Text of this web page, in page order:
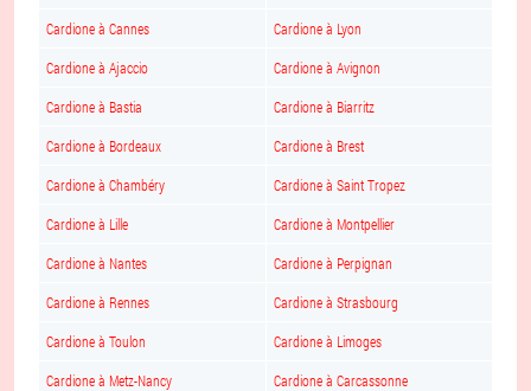
Cardione à Cannes Cardione à Lyon
Cardione à Ajaccio Cardione à Avignon
Cardione à Bastia Cardione à Biarritz
Cardione à Bordeaux Cardione à Brest
Cardione à Chambéry Cardione à Saint Tropez
Cardione à Lille Cardione à Montpellier
Cardione à Nantes Cardione à Perpignan
Cardione à Rennes Cardione à Strasbourg
Cardione à Toulon Cardione à Limoges
Cardione à Metz-Nancy Cardione à Carcassonne